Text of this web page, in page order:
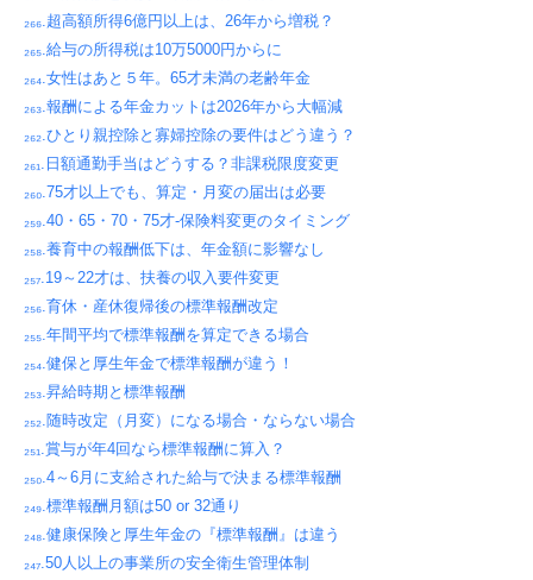
₂₆₆.超高額所得6億円以上は、26年から増税？
₂₆₅.給与の所得税は10万5000円からに
₂₆₄.女性はあと５年。65才未満の老齢年金
₂₆₃.報酬による年金カットは2026年から大幅減
₂₆₂.ひとり親控除と寡婦控除の要件はどう違う？
₂₆₁.日額通勤手当はどうする？非課税限度変更
₂₆₀.75才以上でも、算定・月変の届出は必要
₂₅₉.40・65・70・75才-保険料変更のタイミング
₂₅₈.養育中の報酬低下は、年金額に影響なし
₂₅₇.19～22才は、扶養の収入要件変更
₂₅₆.育休・産休復帰後の標準報酬改定
₂₅₅.年間平均で標準報酬を算定できる場合
₂₅₄.健保と厚生年金で標準報酬が違う！
₂₅₃.昇給時期と標準報酬
₂₅₂.随時改定（月変）になる場合・ならない場合
₂₅₁.賞与が年4回なら標準報酬に算入？
₂₅₀.4～6月に支給された給与で決まる標準報酬
₂₄₉.標準報酬月額は50 or 32通り
₂₄₈.健康保険と厚生年金の『標準報酬』は違う
₂₄₇.50人以上の事業所の安全衛生管理体制